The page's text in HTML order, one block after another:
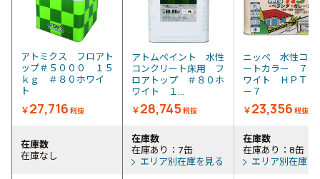
アトミクス フロアト
ップ＃５０００ １５
ｋｇ ＃８０ホワイ
ト
￥27,716 税抜
アトムペイント 水性
コンクリート床用 フ
ロアトップ ＃８０ホ
ワイト １...
￥28,745税抜
ニッぺ 水性コン
ートカラー ７
ワイト ＨＰＴ２
－７
￥23,356 税抜
在庫数
在庫なし
在庫数
在庫あり：7缶
エリア別在庫を見る
在庫数
在庫あり：8缶
エリア別在庫を